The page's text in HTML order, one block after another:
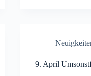
9. April